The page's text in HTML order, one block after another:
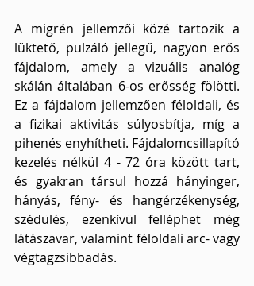
A migrén jellemzői közé tartozik a
lüktető, pulzáló jellegű, nagyon erős
fájdalom, amely a vizuális analóg
skálán általában 6-os erősség fölötti.
Ez a fájdalom jellemzően féloldali, és
a fizikai aktivitás súlyosbítja, míg a
pihenés enyhítheti. Fájdalomcsillapító
kezelés nélkül 4 - 72 óra között tart,
és gyakran társul hozzá hányinger,
hányás, fény- és hangérzékenység,
szédülés, ezenkívül felléphet még
látászavar, valamint féloldali arc- vagy
végtagzsibbadás.